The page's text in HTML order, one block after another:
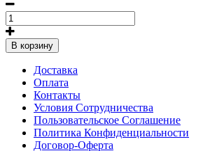
В корзину
Доставка
Оплата
Контакты
Условия Сотрудничества
Пользовательское Соглашение
Политика Конфиденциальности
Договор-Оферта